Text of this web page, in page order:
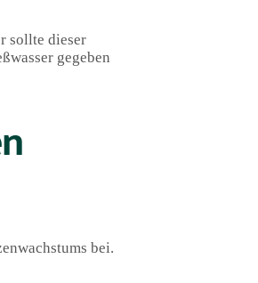
sollte dieser
gegeben
bei.